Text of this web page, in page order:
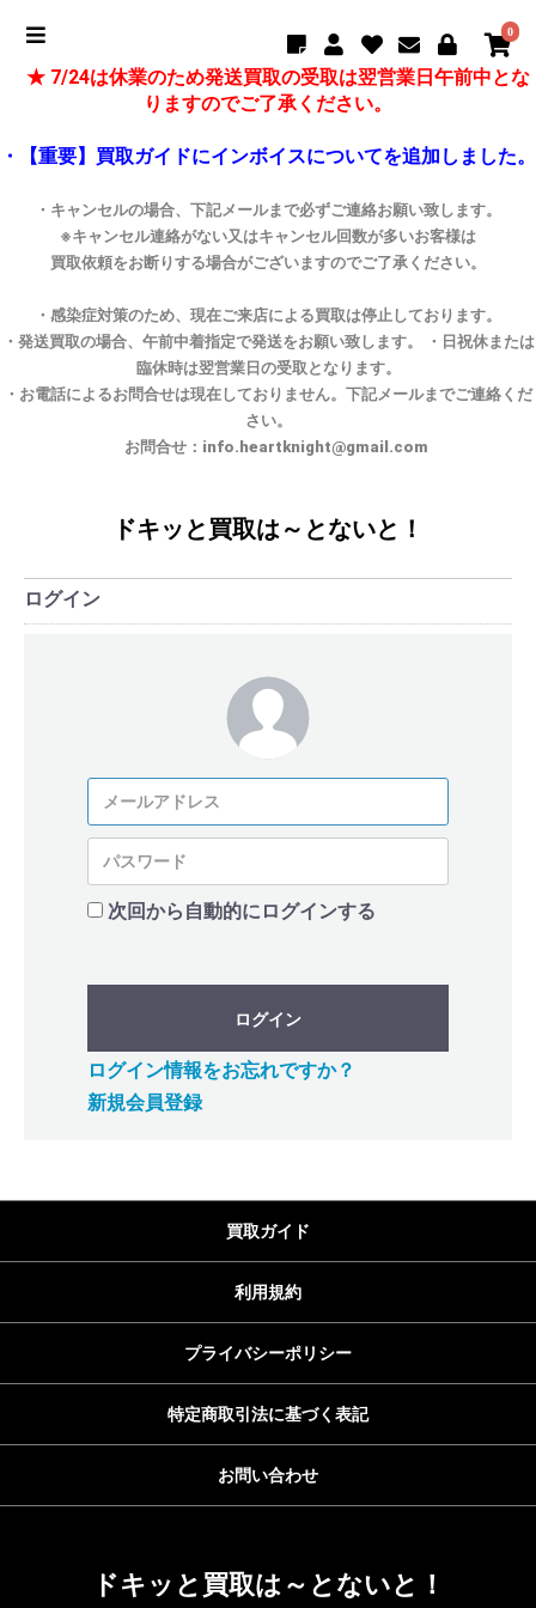
0
★ 7/24は休業のため発送買取の受取は翌営業日午前中とな
りますのでご了承ください。
・【重要】買取ガイドにインボイスについてを追加しました。
・キャンセルの場合、下記メールまで必ずご連絡お願い致します。
※キャンセル連絡がない又はキャンセル回数が多いお客様は
買取依頼をお断りする場合がございますのでご了承ください。
・感染症対策のため、現在ご来店による買取は停止しております。
・発送買取の場合、午前中着指定で発送をお願い致します。 ・日祝休または
臨休時は翌営業日の受取となります。
・お電話によるお問合せは現在しておりません。下記メールまでご連絡くだ
さい。
お問合せ：info.heartknight@gmail.com
ドキッと買取は～とないと！
ログイン
次回から自動的にログインする
ログイン
ログイン情報をお忘れですか？
新規会員登録
買取ガイド
利用規約
プライバシーポリシー
特定商取引法に基づく表記
お問い合わせ
ドキッと買取は～とないと！